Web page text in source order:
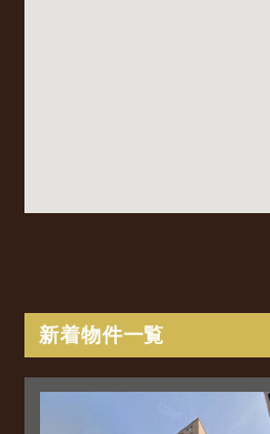
新着物件一覧